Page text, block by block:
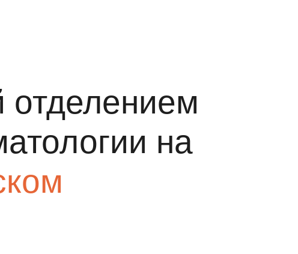
на